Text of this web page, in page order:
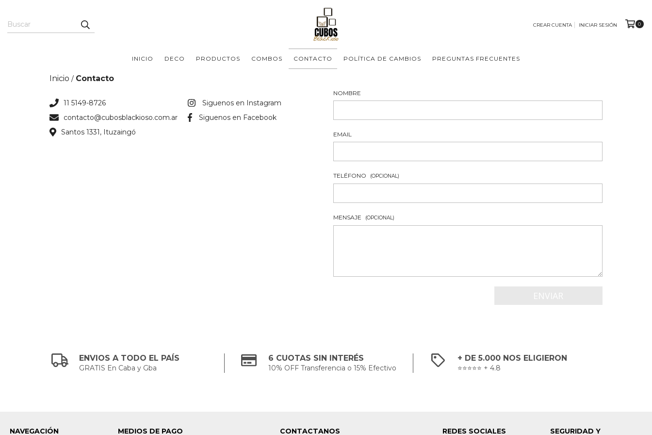
CREAR CUENTA INICIAR SESIÓN 0
INICIO DECO PRODUCTOS COMBOS CONTACTO POLÍTICA DE CAMBIOS PREGUNTAS FRECUENTES
Inicio / Contacto
11 5149-8726
contacto@cubosblackioso.com.ar
Santos 1331, Ituzaingó
Siguenos en Instagram
Siguenos en Facebook
NOMBRE
EMAIL
TELÉFONO (OPCIONAL)
MENSAJE (OPCIONAL)
ENVIOS A TODO EL PAÍS
GRATIS En Caba y Gba
6 CUOTAS SIN INTERÉS
10% OFF Transferencia o 15% Efectivo
+ DE 5.000 NOS ELIGIERON
⭐⭐⭐⭐⭐ + 4.8
NAVEGACIÓN MEDIOS DE PAGO CONTACTANOS REDES SOCIALES SEGURIDAD Y